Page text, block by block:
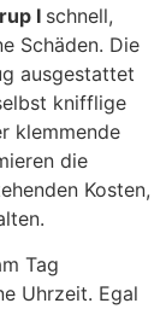
I schnell,
Schäden. Die
ausgestattet
knifflige
klemmende
die
Kosten,
Tag
Uhrzeit. Egal